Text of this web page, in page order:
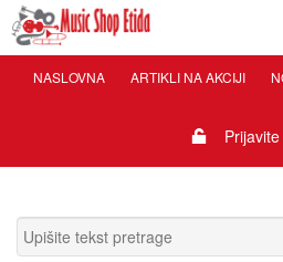
NASLOVNA ARTIKLI NA AKCIJI